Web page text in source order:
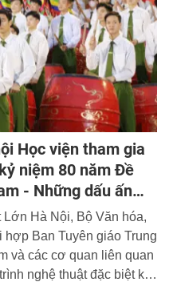
Học viện tham gia
niệm 80 năm Đề
- Những dấu ấn
Hà Nội, Bộ Văn hóa,
hợp Ban Tuyên giáo Trung
và các cơ quan liên quan
nghệ thuật đặc biệt kỷ